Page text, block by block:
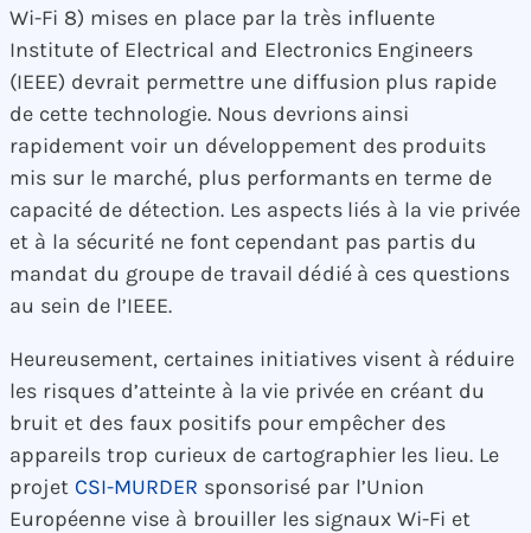
Wi-Fi 8) mises en place par la très influente
Institute of Electrical and Electronics Engineers
(IEEE) devrait permettre une diffusion plus rapide
de cette technologie. Nous devrions ainsi
rapidement voir un développement des produits
mis sur le marché, plus performants en terme de
capacité de détection. Les aspects liés à la vie privée
et à la sécurité ne font cependant pas partis du
mandat du groupe de travail dédié à ces questions
au sein de l’IEEE.
Heureusement, certaines initiatives visent à réduire
les risques d’atteinte à la vie privée en créant du
bruit et des faux positifs pour empêcher des
appareils trop curieux de cartographier les lieu. Le
projet CSI-MURDER sponsorisé par l’Union
Européenne vise à brouiller les signaux Wi-Fi et